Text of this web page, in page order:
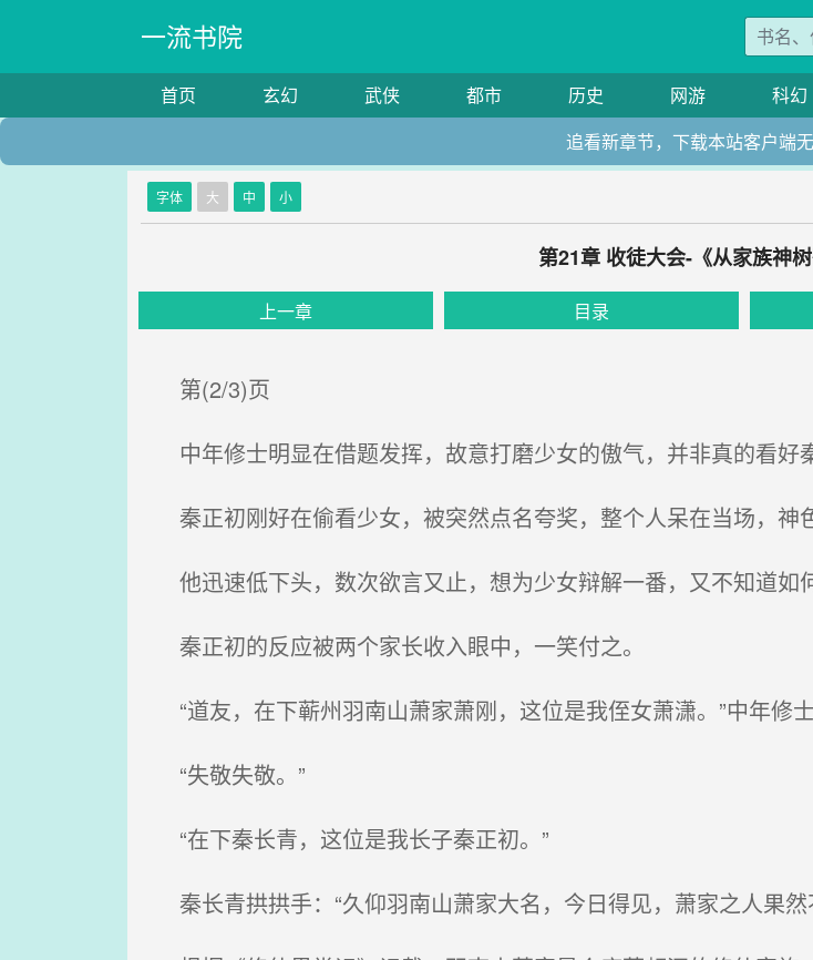
一流书院
首页 玄幻 武侠 都市 历史 网游 科幻
追看新章节，下载本站客户端
字体 大 中 小
第21章 收徒大会-《从家族神
上一章 目录
第(2/3)页
中年修士明显在借题发挥，故意打磨少女的傲气，并非真的看好
秦正初刚好在偷看少女，被突然点名夸奖，整个人呆在当场，神
他迅速低下头，数次欲言又止，想为少女辩解一番，又不知道如
秦正初的反应被两个家长收入眼中，一笑付之。
“道友，在下蕲州羽南山萧家萧刚，这位是我侄女萧潇。”中年修士
“失敬失敬。”
“在下秦长青，这位是我长子秦正初。”
秦长青拱拱手：“久仰羽南山萧家大名，今日得见，萧家之人果